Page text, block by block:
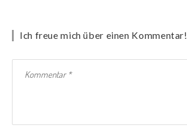
Ich freue mich über einen Kommentar!